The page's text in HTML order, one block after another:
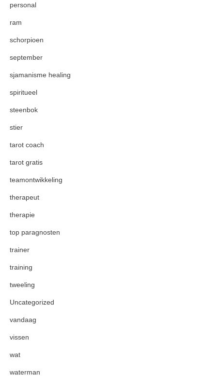
personal
ram
schorpioen
september
sjamanisme healing
spiritueel
steenbok
stier
tarot coach
tarot gratis
teamontwikkeling
therapeut
therapie
top paragnosten
trainer
training
tweeling
Uncategorized
vandaag
vissen
wat
waterman